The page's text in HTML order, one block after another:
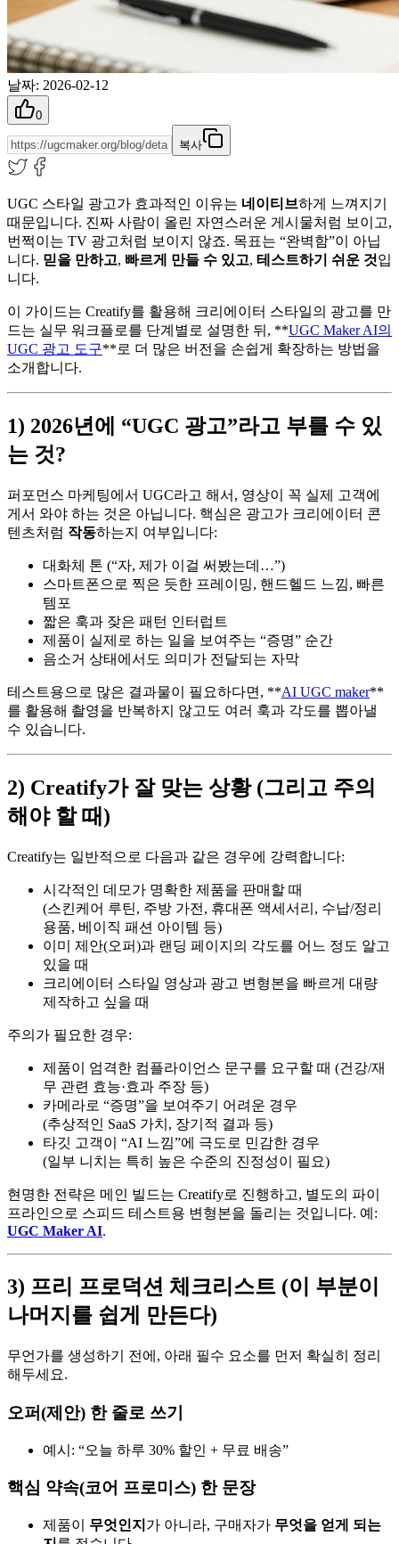
날짜: 2026-02-12
0
복사
UGC 스타일 광고가 효과적인 이유는 네이티브하게 느껴지기
때문입니다. 진짜 사람이 올린 자연스러운 게시물처럼 보이고,
번쩍이는 TV 광고처럼 보이지 않죠. 목표는 “완벽함”이 아닙
니다. 믿을 만하고, 빠르게 만들 수 있고, 테스트하기 쉬운 것입
니다.
이 가이드는 Creatify를 활용해 크리에이터 스타일의 광고를 만
드는 실무 워크플로를 단계별로 설명한 뒤, **UGC Maker AI의
UGC 광고 도구**로 더 많은 버전을 손쉽게 확장하는 방법을
소개합니다.
1) 2026년에 “UGC 광고”라고 부를 수 있
는 것?
퍼포먼스 마케팅에서 UGC라고 해서, 영상이 꼭 실제 고객에
게서 와야 하는 것은 아닙니다. 핵심은 광고가 크리에이터 콘
텐츠처럼 작동하는지 여부입니다:
대화체 톤 (“자, 제가 이걸 써봤는데…”)
스마트폰으로 찍은 듯한 프레이밍, 핸드헬드 느낌, 빠른
템포
짧은 훅과 잦은 패턴 인터럽트
제품이 실제로 하는 일을 보여주는 “증명” 순간
음소거 상태에서도 의미가 전달되는 자막
테스트용으로 많은 결과물이 필요하다면, **AI UGC maker**
를 활용해 촬영을 반복하지 않고도 여러 훅과 각도를 뽑아낼
수 있습니다.
2) Creatify가 잘 맞는 상황 (그리고 주의
해야 할 때)
Creatify는 일반적으로 다음과 같은 경우에 강력합니다:
시각적인 데모가 명확한 제품을 판매할 때
(스킨케어 루틴, 주방 가전, 휴대폰 액세서리, 수납/정리
용품, 베이직 패션 아이템 등)
이미 제안(오퍼)과 랜딩 페이지의 각도를 어느 정도 알고
있을 때
크리에이터 스타일 영상과 광고 변형본을 빠르게 대량
제작하고 싶을 때
주의가 필요한 경우:
제품이 엄격한 컴플라이언스 문구를 요구할 때 (건강/재
무 관련 효능·효과 주장 등)
카메라로 “증명”을 보여주기 어려운 경우
(추상적인 SaaS 가치, 장기적 결과 등)
타깃 고객이 “AI 느낌”에 극도로 민감한 경우
(일부 니치는 특히 높은 수준의 진정성이 필요)
현명한 전략은 메인 빌드는 Creatify로 진행하고, 별도의 파이
프라인으로 스피드 테스트용 변형본을 돌리는 것입니다. 예:
UGC Maker AI.
3) 프리 프로덕션 체크리스트 (이 부분이
나머지를 쉽게 만든다)
무언가를 생성하기 전에, 아래 필수 요소를 먼저 확실히 정리
해두세요.
오퍼(제안) 한 줄로 쓰기
예시: “오늘 하루 30% 할인 + 무료 배송”
핵심 약속(코어 프로미스) 한 문장
제품이 무엇인지 가 아니라, 구매자가 무엇을 얻게 되는